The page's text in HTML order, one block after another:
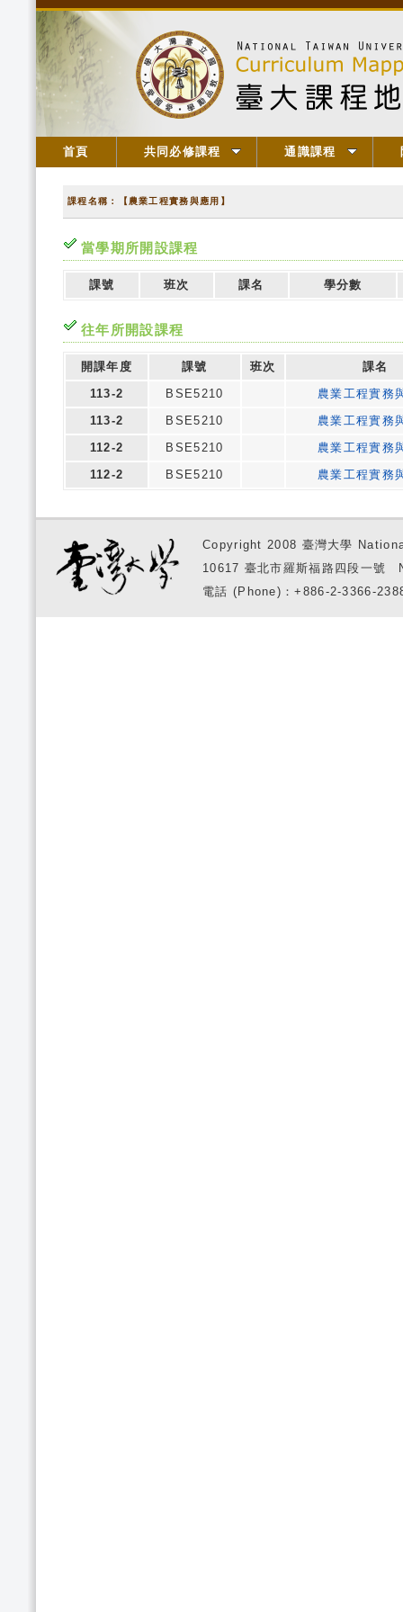
首頁 共同必修課程 通識課程
課程名稱：【農業工程實務與應用】
當學期所開設課程
課號 班次 課名 學分數
往年所開設課程
開課年度 課號 班次
課名
113-2
BSE5210
農業工程實務
113-2
BSE5210
農業工程實務
112-2
BSE5210
農業工程實務
112-2
BSE5210 農業工程實務
Copyright 2008 臺灣大學
10617 臺北市羅斯福路四段一
電話 (Phone)：+886-2-3366-